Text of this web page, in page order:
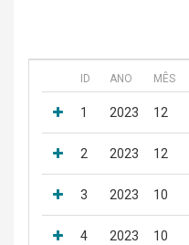
ID ANO MÊS
1 2023 12
2 2023 12
3 2023 10
4 2023 10